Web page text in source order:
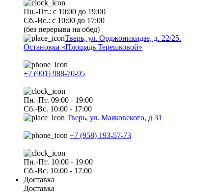
Пн.-Пт.: с 10:00 до 19:00
Сб.-Вс.: с 10:00 до 17:00
(без перерыва на обед)
Тверь, ул. Орджоникидзе, д. 22/25.
Остановка «Площадь Терешковой»
+7 (901) 988-70-95
Пн.-Пт. 09:00 - 19:00
Сб.-Вс. 10:00 - 17:00
Тверь, ул. Маяковского, д 31
+7 (958) 193-57-73
Пн.-Пт. 10:00 - 19:00
Сб.-Вс. 10:00 - 17:00
Доставка
Доставка